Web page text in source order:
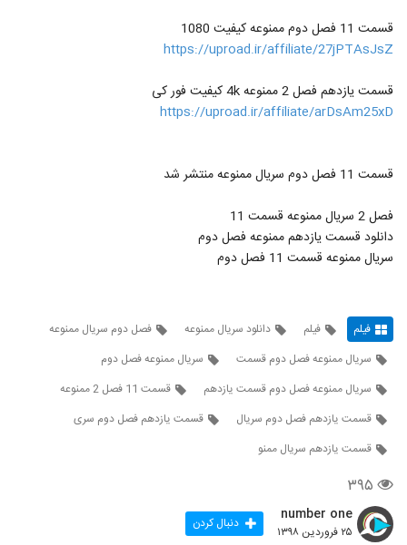
قسمت 11 فصل دوم ممنوعه کیفیت 1080
https://uproad.ir/affiliate/27jPTAsJsZ
قسمت یازدهم فصل 2 ممنوعه 4k کیفیت فور کی
https://uproad.ir/affiliate/arDsAm25xD
قسمت 11 فصل دوم سریال ممنوعه منتشر شد
فصل 2 سریال ممنوعه قسمت 11
دانلود قسمت یازدهم ممنوعه فصل دوم
سریال ممنوعه قسمت 11 فصل دوم
فیلم فیلم دانلود سریال ممنوعه
فصل دوم سریال ممنوعه
سریال ممنوعه فصل دوم قسمت
سریال ممنوعه فصل دوم
سریال ممنوعه فصل دوم قسمت یازدهم
قسمت 11 فصل 2 ممنوعه
قسمت یازدهم فصل دوم سریال
قسمت یازدهم فصل دوم سری
قسمت یازدهم سریال ممنو
۳۹۵
number one
۲۵ فروردین ۱۳۹۸ دنبال کردن